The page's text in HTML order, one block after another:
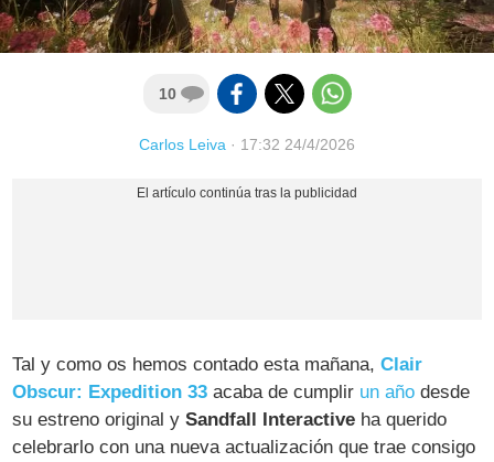
10
Carlos Leiva · 17:32 24/4/2026
Tal y como os hemos contado esta mañana,Clair
Obscur: Expedition 33 acaba de cumplir un año desde
su estreno original ySandfall Interactive ha querido
celebrarlo con una nueva actualización que trae consigo